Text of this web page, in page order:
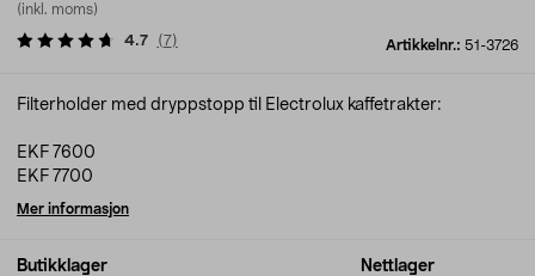
(inkl. moms)
Artikkelnr.: 51-3726
4.7 (7)
Butikklager Nettlager
Filterholder med dryppstopp til Electrolux kaffetrakter:
EKF 7600
EKF 7700
Mer informasjon